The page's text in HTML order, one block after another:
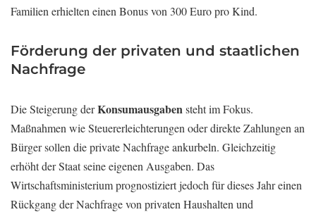
Familien erhielten einen Bonus von 300 Euro pro Kind.
Förderung der privaten und staatlichen
Nachfrage
Die Steigerung derKonsumausgabensteht im Fokus.
Maßnahmen wie Steuererleichterungen oder direkte Zahlungen an
Bürger sollen die private Nachfrage ankurbeln. Gleichzeitig
erhöht der Staat seine eigenen Ausgaben. Das
Wirtschaftsministerium prognostiziert jedoch für dieses Jahr einen
Rückgang der Nachfrage von privaten Haushalten und